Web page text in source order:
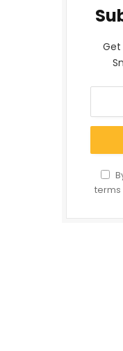
terms